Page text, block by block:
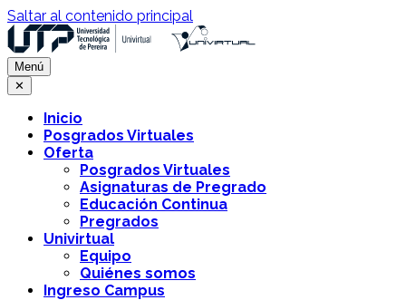
Saltar al contenido principal
Menú
✕
Inicio
Posgrados Virtuales
Oferta
Posgrados Virtuales
Asignaturas de Pregrado
Educación Continua
Pregrados
Univirtual
Equipo
Quiénes somos
Ingreso Campus